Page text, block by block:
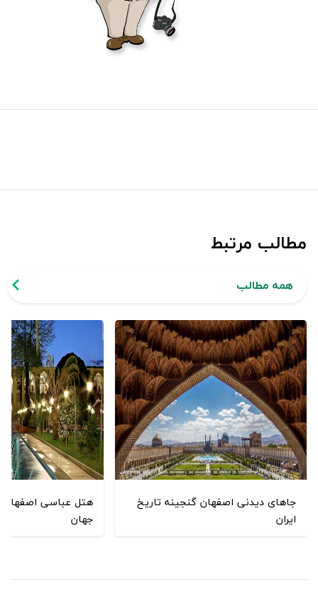
مطالب مرتبط
همه مطالب
جاهای دیدنی اصفهان گنجینه تاریخ
ایران
هتل عباسی اصفهان
جهان